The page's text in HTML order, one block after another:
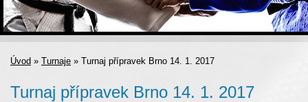
Úvod » Turnaje » Turnaj přípravek Brno 14. 1. 2017
Turnaj přípravek Brno 14. 1. 2017